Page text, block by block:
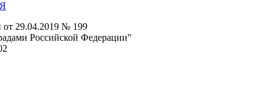
от 29.04.2019 № 199
Российской Федерации"